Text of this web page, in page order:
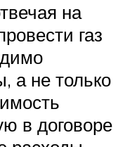
на
газ
а не только
в договоре